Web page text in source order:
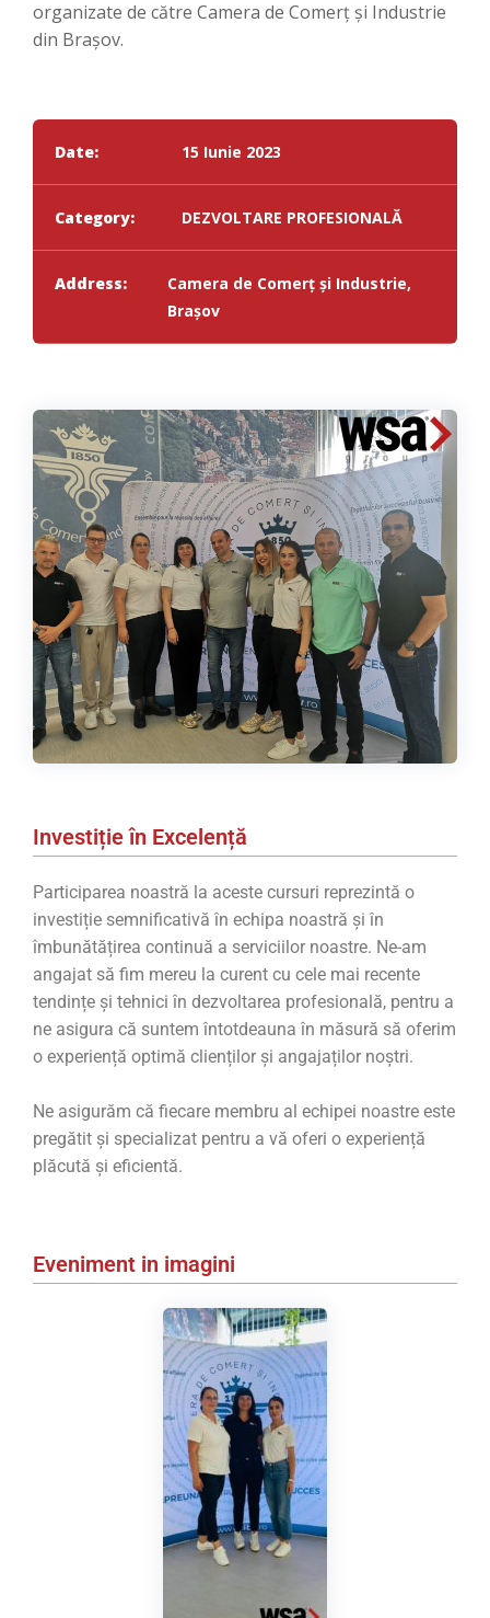
organizate de către Camera de Comerț și Industrie
din Brașov.
Date: 15 Iunie 2023
Category: DEZVOLTARE PROFESIONALĂ
Address:
Camera de Comerț și Industrie,
Brașov
Investiție în Excelență
Participarea noastră la aceste cursuri reprezintă o
investiție semnificativă în echipa noastră și în
îmbunătățirea continuă a serviciilor noastre. Ne-am
angajat să fim mereu la curent cu cele mai recente
tendințe și tehnici în dezvoltarea profesională, pentru a
ne asigura că suntem întotdeauna în măsură să oferim
o experiență optimă clienților și angajaților noștri.
Ne asigurăm că fiecare membru al echipei noastre este
pregătit și specializat pentru a vă oferi o experiență
plăcută și eficientă.
Eveniment in imagini